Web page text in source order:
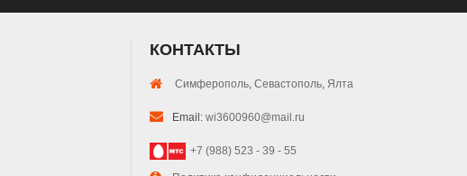
КОНТАКТЫ
Симферополь, Севастополь, Ялта
Email: wi3600960@mail.ru
+7 (988) 523 - 39 - 55